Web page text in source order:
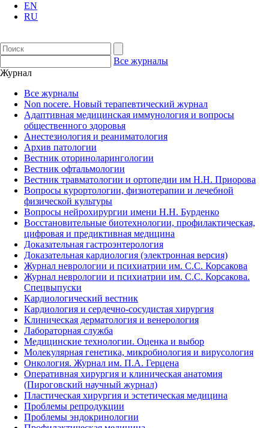
EN
RU
Все журналы
Журнал
Все журналы
Non nocere. Новый терапевтический журнал
Адаптивная медицинская иммунология и вопросы
общественного здоровья
Анестезиология и реаниматология
Архив патологии
Вестник оториноларингологии
Вестник офтальмологии
Вестник травматологии и ортопедии им Н.Н. Приорова
Вопросы курортологии, физиотерапии и лечебной
физической культуры
Вопросы нейрохирургии имени Н.Н. Бурденко
Восстановительные биотехнологии, профилактическая,
цифровая и предиктивная медицина
Доказательная гастроэнтерология
Доказательная кардиология (электронная версия)
Журнал неврологии и психиатрии им. С.С. Корсакова
Журнал неврологии и психиатрии им. С.С. Корсакова.
Спецвыпуски
Кардиологический вестник
Кардиология и сердечно-сосудистая хирургия
Клиническая дерматология и венерология
Лабораторная служба
Медицинские технологии. Оценка и выбор
Молекулярная генетика, микробиология и вирусология
Онкология. Журнал им. П.А. Герцена
Оперативная хирургия и клиническая анатомия
(Пироговский научный журнал)
Пластическая хирургия и эстетическая медицина
Проблемы репродукции
Проблемы эндокринологии